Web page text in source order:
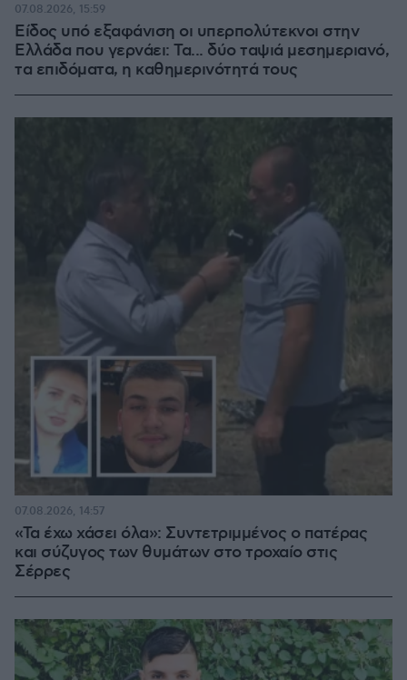
Είδος υπό εξαφάνιση οι υπερπολύτεκνοι στην
Ελλάδα που γερνάει: Τα... δύο ταψιά μεσημεριανό,
τα επιδόματα, η καθημερινότητά τους
07.08.2026, 15:59
«Τα έχω χάσει όλα»: Συντετριμμένος ο πατέρας
και σύζυγος των θυμάτων στο τροχαίο στις
Σέρρες
07.08.2026, 14:57